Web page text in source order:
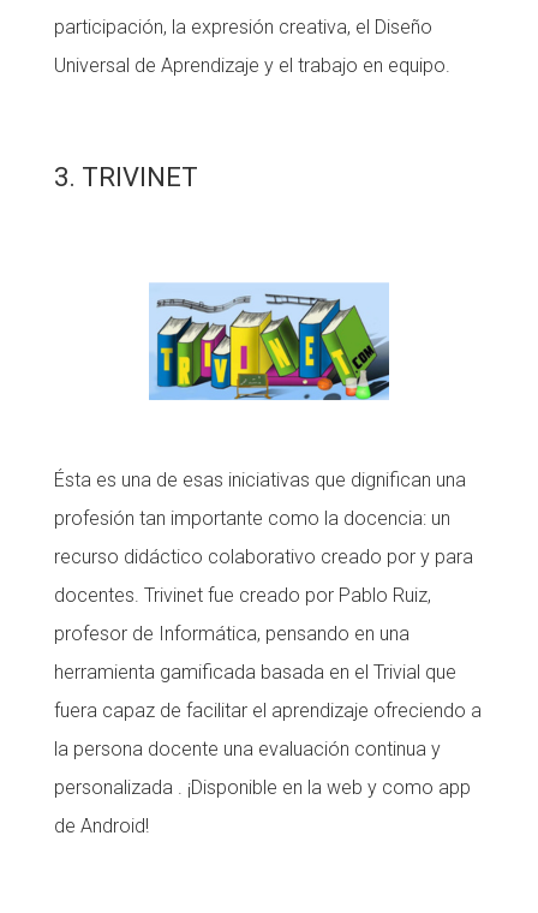
participación, la expresión creativa, el Diseño
Universal de Aprendizaje y el trabajo en equipo.
3. TRIVINET
Ésta es una de esas iniciativas que dignifican una
profesión tan importante como la docencia: un
recurso didáctico colaborativo creado por y para
docentes. Trivinet fue creado por Pablo Ruiz,
profesor de Informática, pensando en una
herramienta gamificada basada en el Trivial que
fuera capaz de facilitar el aprendizaje ofreciendo a
la persona docente una evaluación continua y
personalizada . ¡Disponible en la web y como app
de Android!